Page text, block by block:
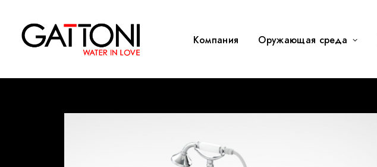
Компания Oружающая среда